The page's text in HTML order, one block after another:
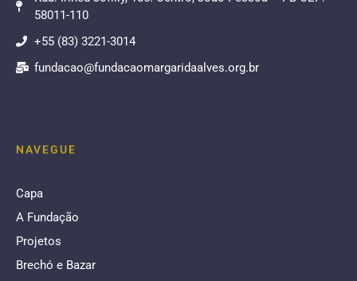
58011-110
+55 (83) 3221-3014
fundacao@fundacaomargaridaalves.org.br
NAVEGUE
Capa
A Fundação
Projetos
Brechó e Bazar